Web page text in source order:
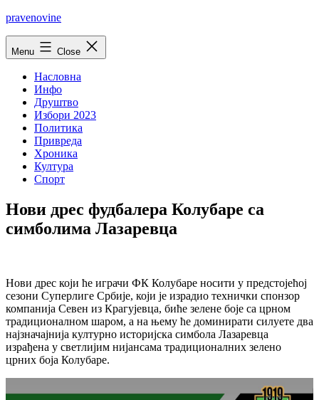
Skip
pravenovine
Menu Close
Насловна
Инфо
Друштво
Избори 2023
Политика
Привреда
Хроника
Култура
Спорт
Нови дрес фудбалера Колубаре са
симболима Лазаревца
Нови дрес који ће играчи ФК Колубаре носити у предстојећој
сезони Суперлиге Србије, који је израдио технички спонзор
компанија Севен из Крагујевца, биће зелене боје са црном
традиционалном шаром, а на њему ће доминирати силуете два
најзначајнија културно историјска симбола Лазаревца
израђена у светлијим нијансама традиционалних зелено
црних боја Колубаре.